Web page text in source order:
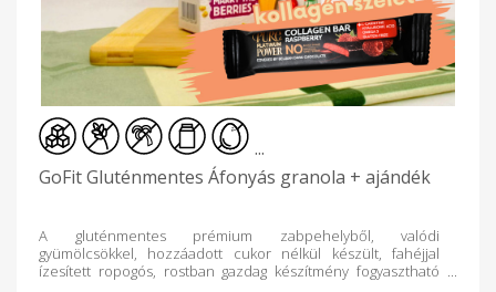
...
GoFit Gluténmentes Áfonyás granola + ajándék
A gluténmentes prémium zabpehelyből, valódi
gyümölcsökkel, hozzáadott cukor nélkül készült, fahéjjal
ízesített ropogós, rostban gazdag készítmény fogyasztható